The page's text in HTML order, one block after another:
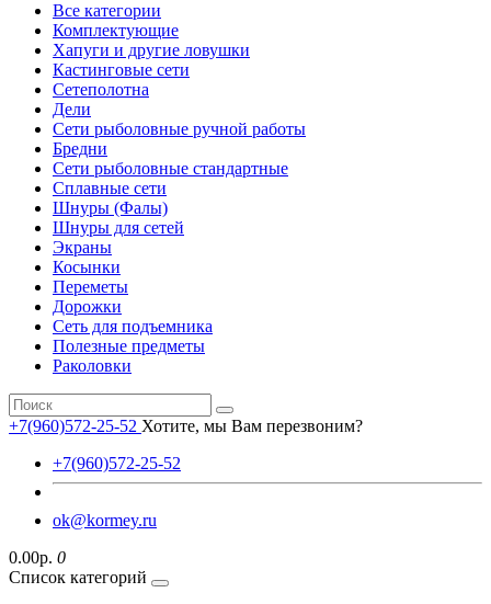
Все категории
Комплектующие
Хапуги и другие ловушки
Кастинговые сети
Сетеполотна
Дели
Сети рыболовные ручной работы
Бредни
Сети рыболовные стандартные
Сплавные сети
Шнуры (Фалы)
Шнуры для сетей
Экраны
Косынки
Переметы
Дорожки
Сеть для подъемника
Полезные предметы
Раколовки
+7(960)572-25-52 Хотите, мы Вам перезвоним?
+7(960)572-25-52
ok@kormey.ru
0.00р. 0
Список категорий